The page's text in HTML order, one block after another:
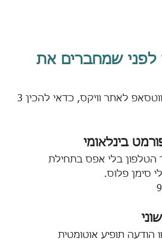
לפני שמחברים את
בלי אפס בתחילת
סימן פלוס.
הודעה תופיע אוטומטית